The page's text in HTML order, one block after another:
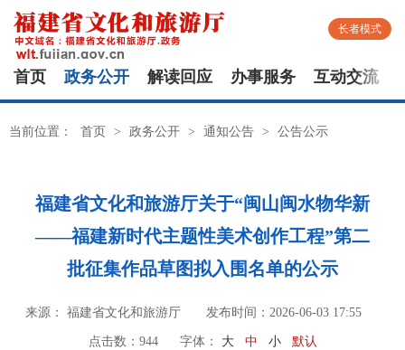
长者模式
首页 政务公开 解读回应 办事服务 互动交流
当前位置： 首页 > 政务公开 > 通知公告 > 公告公示
福建省文化和旅游厅关于“闽山闽水物华新
——福建新时代主题性美术创作工程”第二
批征集作品草图拟入围名单的公示
来源： 福建省文化和旅游厅 发布时间：2026-06-03 17:55
点击数： 944 字体： 大 中 小 默认